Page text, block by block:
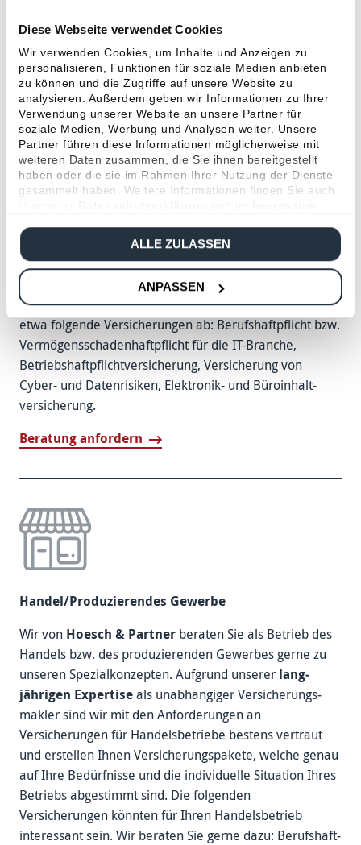
Diese Webseite verwendet Cookies
Wir verwenden Cookies, um Inhalte und Anzeigen zu
personalisieren, Funktionen für soziale Medien anbieten
zu können und die Zugriffe auf unsere Website zu
analysieren. Außerdem geben wir Informationen zu Ihrer
Verwendung unserer Website an unsere Partner für
soziale Medien, Werbung und Analysen weiter. Unsere
Partner führen diese Informationen möglicherweise mit
weiteren Daten zusammen, die Sie ihnen bereitgestellt
haben oder die sie im Rahmen Ihrer Nutzung der Dienste
gesammelt haben. Weitere Informationen finden Sie auch
ALLE ZULASSEN
ANPASSEN
IT
Durch unsere langjährige Erfahrung mit der IT-Branche
kennen wir die spezi­fischen Risiken genau, denen Sie als
IT-ExpertInnen oder IT-Dienst­leisterInnen eventuell
ausgesetzt sind. Wir bieten Ihnen als unab­hängiger
Versicherungs­makler einen indivi­duellen Rundum­schutz.
Damit können Sie sich im Schaden­fall zu 100 % auf uns
verlassen.
Für dieIT-Branchedecken unsereSonder­konzepte
etwa folgende Versiche­rungen ab: Berufs­haftpflicht bzw.
Vermögens­schaden­haftpflicht für die IT-Branche,
Betriebs­haft­pflicht­versicherung, Versicherung von
Cyber- und Daten­risiken, Elektronik- und Büro­inhalt­
versicherung.
Beratung anfordern
Handel/­Produzie­rendes Gewerbe
Wir von Hoesch & Partner beraten Sie als Betrieb des
Handels bzw. des produzie­renden Gewerbes gerne zu
unseren Spezial­konzepten. Aufgrund unserer lang­
jährigen Expertiseals unab­hängiger Versicherungs­
makler sind wir mit den Anfor­derungen an
Versicherungen für Handels­betriebe bestens vertraut
und erstellen Ihnen Versicherungs­pakete, welche genau
auf Ihre Bedürfnisse und die individuelle Situation Ihres
Betriebs abgestimmt sind. Die folgenden
Versicherungen könnten für Ihren Handels­betrieb
interessant sein. Wir beraten Sie gerne dazu: Berufshaft­